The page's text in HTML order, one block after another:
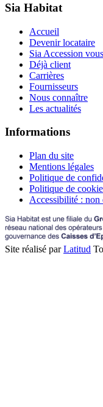
Sia Habitat
Accueil
Devenir locataire
Sia Accession
Déjà client
Carrières
Fournisseurs
Nous connaître
Les actualités
Informations
Plan du site
Mentions légales
Politique de
Politique de
Accessibilité : non
Site réalisé parLatitud